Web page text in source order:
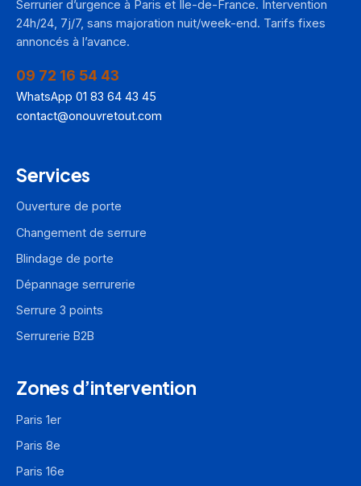
Serrurier d’urgence à Paris et Île-de-France. Intervention
24h/24, 7j/7, sans majoration nuit/week-end. Tarifs fixes
annoncés à l’avance.
09 72 16 54 43
WhatsApp 01 83 64 43 45
contact@onouvretout.com
Services
Ouverture de porte
Changement de serrure
Blindage de porte
Dépannage serrurerie
Serrure 3 points
Serrurerie B2B
Zones d’intervention
Paris 1er
Paris 8e
Paris 16e